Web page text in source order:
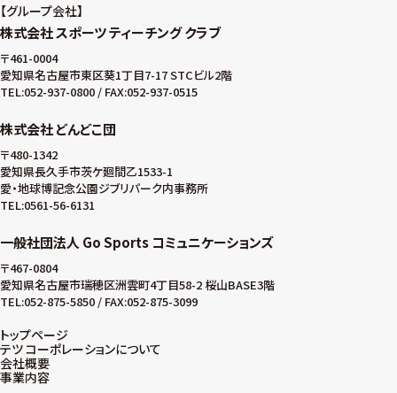
グループ会社
株式会社 スポーツ ティーチング クラブ
〒461-0004
愛知県名古屋市東区葵1丁目7-17 STCビル2階
TEL:052-937-0800 / FAX:052-937-0515
株式会社 どんどこ団
〒480-1342
愛知県長久手市茨ケ廻間乙1533-1
愛・地球博記念公園ジブリパーク内事務所
TEL:0561-56-6131
一般社団法人 Go Sports コミュニケーションズ
〒467-0804
愛知県名古屋市瑞穂区洲雲町4丁目58-2 桜山BASE3階
TEL:052-875-5850 / FAX:052-875-3099
トップページ
テツ コーポレーションについて
会社概要
事業内容